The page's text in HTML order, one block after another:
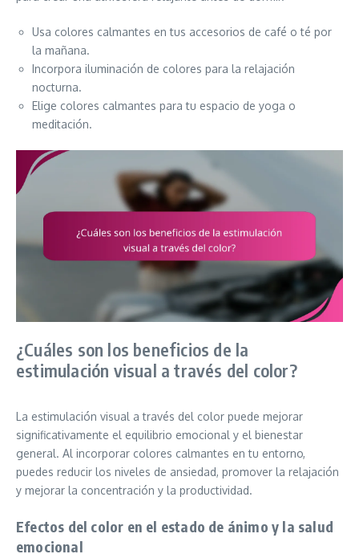
Usa colores calmantes en tus accesorios de café o té por
la mañana.
Incorpora iluminación de colores para la relajación
nocturna.
Elige colores calmantes para tu espacio de yoga o
meditación.
¿Cuáles son los beneficios de la
estimulación visual a través del color?
La estimulación visual a través del color puede mejorar
significativamente el equilibrio emocional y el bienestar
general. Al incorporar colores calmantes en tu entorno,
puedes reducir los niveles de ansiedad, promover la relajación
y mejorar la concentración y la productividad.
Efectos del color en el estado de ánimo y la salud
emocional